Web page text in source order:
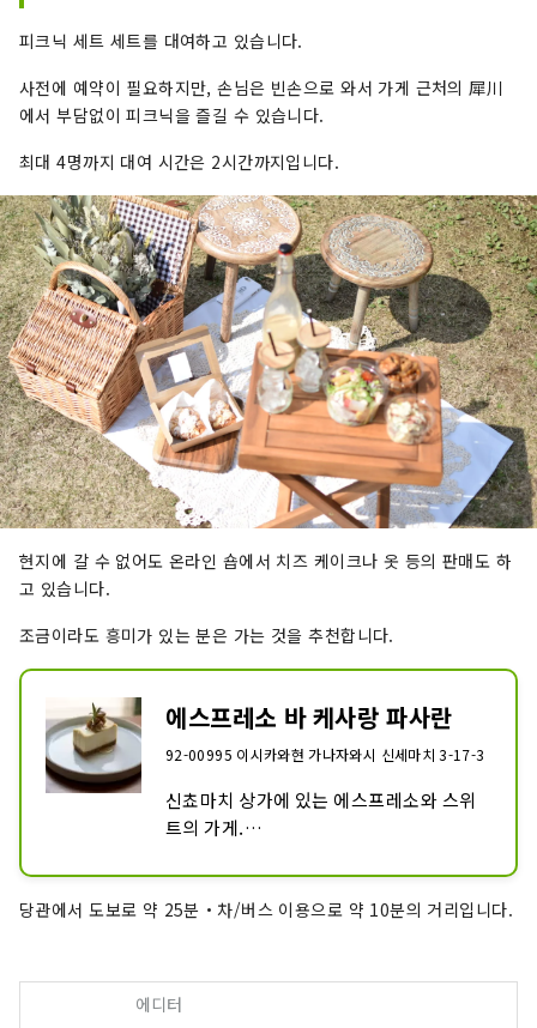
피크닉 세트 세트를 대여하고 있습니다.
사전에 예약이 필요하지만, 손님은 빈손으로 와서 가게 근처의 犀川
에서 부담없이 피크닉을 즐길 수 있습니다.
최대 4명까지 대여 시간은 2시간까지입니다.
현지에 갈 수 없어도 온라인 숍에서 치즈 케이크나 옷 등의 판매도 하
고 있습니다.
조금이라도 흥미가 있는 분은 가는 것을 추천합니다.
에스프레소 바 케사랑 파사란
92-00995 이시카와현 가나자와시 신세마치 3-17-3
신쵸마치 상가에 있는 에스프레소와 스위
트의 가게.
의 조정도 하겠습니다.
금요일에만 밤 카페 영업. 한정 커피나 칵
당관에서 도보로 약 25분・차/버스 이용으로 약 10분의 거리입니다.
에디터